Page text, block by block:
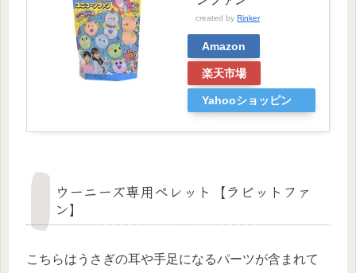
created by Rinker
Amazon
楽天市場
Yahooショッピン
ウーニーズ専用ペレット【ラビットファ
ン】
こちらはうさぎの耳や手足になるパーツが含まれて